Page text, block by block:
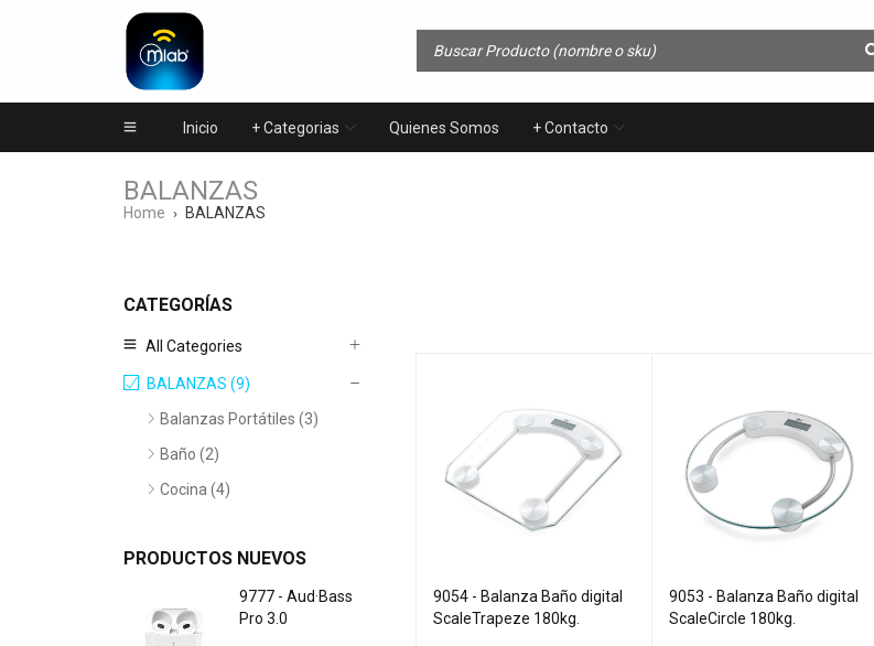
Inicio + Categorias Quienes Somos + Contacto
BALANZAS
Home › BALANZAS
CATEGORÍAS
All Categories
BALANZAS (9)
Balanzas Portátiles (3)
Baño (2)
Cocina (4)
PRODUCTOS NUEVOS
9777 - Aud·Bass
Pro 3.0
9054 - Balanza Baño digital
ScaleTrapeze 180kg.
9053 - Balanza Baño digital
ScaleCircle 180kg.